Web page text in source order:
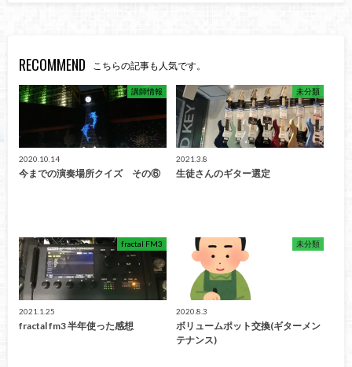
RECOMMEND こちらの記事も人気です。
講師情報
2020.10.14
今までの演奏場所クイズ その⑥
未分類
2021.3.8
生徒さんのギター選定
fractal FM3
2021.1.25
fractal fm3 半年使った感想
未分類
2020.8.3
ボリュームポット交換(ギターメン
テナンス)